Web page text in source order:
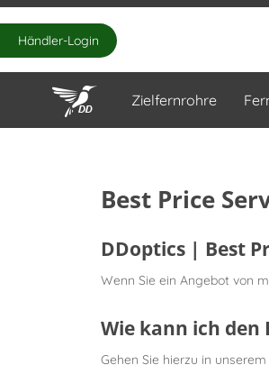
Händler-Login
Zielfernrohre
Best Price
DDoptics | Best
Wenn Sie ein Angebot von
Wie kann ich den
Gehen Sie hierzu in